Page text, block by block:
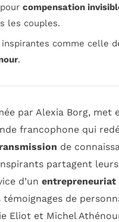
compensation
les couples.
inspirantes comme celle
.
par Alexia Borg, met
francophone qui
de
partagent leurs
d’un entrepreneuriat
témoignages de
Eliot et Michel